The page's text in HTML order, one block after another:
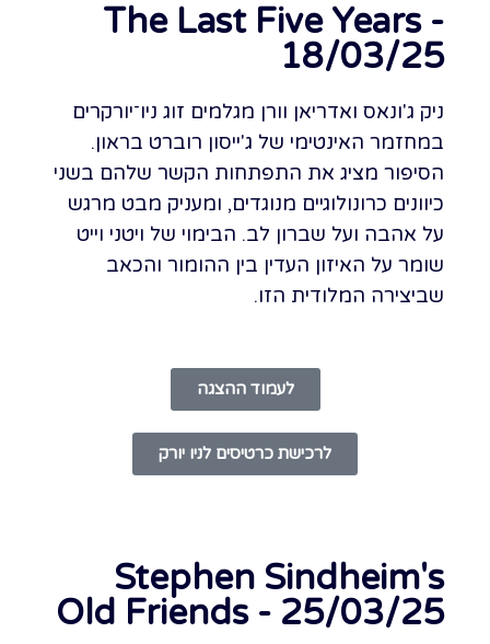
The Last Five Years -
18/03/25
ניק ג'ונאס ואדריאן וורן מגלמים זוג ניו־יורקרים
במחזמר האינטימי של ג'ייסון רוברט בראון.
הסיפור מציג את התפתחות הקשר שלהם בשני
כיוונים כרונולוגיים מנוגדים, ומעניק מבט מרגש
על אהבה ועל שברון לב. הבימוי של ויטני וייט
שומר על האיזון העדין בין ההומור והכאב
שביצירה המלודית הזו.
לעמוד ההצגה
לרכישת כרטיסים לניו יורק
Stephen Sindheim's
Old Friends - 25/03/25